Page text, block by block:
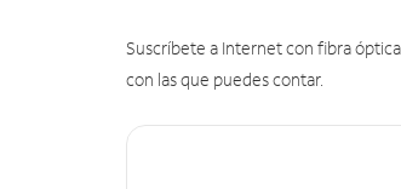
Suscríbete a Internet con fibra
con las que puedes contar.